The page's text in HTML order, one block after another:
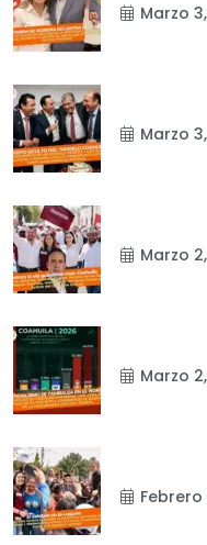
Marzo
Marzo
Marzo
Marzo
Febrero